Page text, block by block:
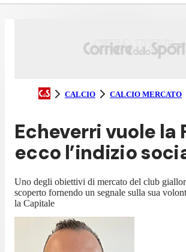
CALCIO CALCIO MERCATO
Echeverri vuole la
ecco l’indizio
Uno degli obiettivi di mercato del club
scoperto fornendo un segnale sulla sua
la Capitale